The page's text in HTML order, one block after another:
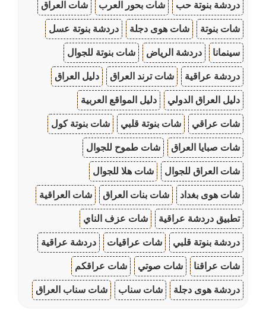
دردشة بنوتة حب شات بحور العرب شات العراق
شات بنوتة شات هوى دجلة دردشة بنوتة عسل
سينمانا دردشة الرياض شات بنوتة للجوال
دردشة عراقية شات ترند العراق دليل العراق
دليل العراق الدولي دليل المواقع العربية
شات عراقي شات بنوتة قلبي شات بنوتة كول
شات صبايا العراق شات طموح للجوال
شات العراق للجوال شات هلا للجوال
شات هوى بغداد شات بنات العراق شات العراقية
تطبيق دردشة عراقية شات عزف الناي
دردشة بنوتة قلبي شات عراقيات دردشة عراقية
شات عراقنا شات صوتي شات عراقكم
دردشة هوى دجلة شات سناب شات سناب العراق